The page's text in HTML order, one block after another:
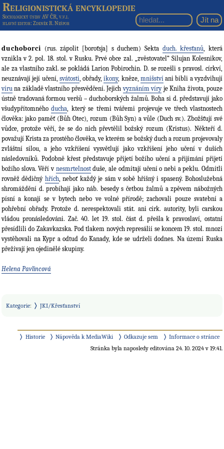
Religionistická encyklopedie
Sociologický ústav AV ČR, v.v.i.
hlavní editor: Zdeněk R. Nešpor
duchoborci (rus. zápolit [boroťsja] s duchem) Sekta duch. křesťanů, která
vznikla v 2. pol. 18. stol. v Rusku. Prvé obce zal. „zvěstovatel“ Silujan Kolesnikov,
ale za vlastního zakl. se pokládá Larion Pobirochin. D. se rozešli s pravosl. církví,
neuznávají její učení, svátosti, obřady,ikony, kněze, mnišstvíani bibli a vyzdvihují
víru na základě vlastního přesvědčení. Jejichvyznáním víryje Kniha života, pouze
ústně tradovaná formou veršů – duchoborských žalmů. Boha si d. představují jako
všudypřítomnéhoducha, který se třemi tvářemi projevuje ve třech vlastnostech
člověka: jako paměť (Bůh Otec), rozum (Bůh Syn) a vůle (Duch sv.). Zbožšťují své
vůdce, protože věří, že se do nich převtělil božský rozum (Kristus). Někteří d.
považují Krista za prostého člověka, ve kterém se božský duch a rozum projevovaly
zvláštní silou, a jeho vzkříšení vysvětlují jako vzkříšení jeho učení v duších
následovníků. Podobně křest představuje přijetí božího učení a přijímání přijetí
božího slova. Věří v nesmrtelnostduše, ale odmítají učení o nebi a peklu. Odmítli
rovněž dědičný hřích, neboť každý je sám v sobě hříšný i spasený. Bohoslužebná
shromáždění d. probíhají jako náb. besedy s četbou žalmů a zpěvem nábožných
písní a konají se v bytech nebo ve volné přírodě; zachovali pouze svatební a
pohřební obřady. Protože d. nerespektovali stát. ani círk. autority, byli carskou
vládou pronásledováni. Zač. 40. let 19. stol. část d. přešla k pravoslaví, ostatní
přesídlili do Zakavkazska. Pod tlakem nových represálií se koncem 19. stol. mnozí
vystěhovali na Kypr a odtud do Kanady, kde se udrželi dodnes. Na území Ruska
přežívají jen ojedinělé skupiny.
Helena Pavlincová
Kategorie: JKI/Křesťanství
Historie Nápověda k MediaWiki Odkazuje sem
Informace o stránce
Stránka byla naposledy editována 24. 10. 2024 v 19:41.